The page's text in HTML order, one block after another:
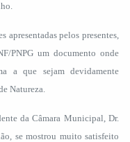
apresentadas pelos presentes,
PNPG um documento onde
a que sejam devidamente
Natureza.
da Câmara Municipal, Dr.
se mostrou muito satisfeito